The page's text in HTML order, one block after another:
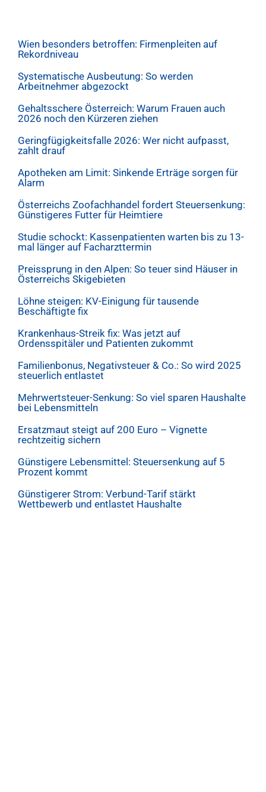
Wien besonders betroffen: Firmenpleiten auf
Rekordniveau
Systematische Ausbeutung: So werden
Arbeitnehmer abgezockt
Gehaltsschere Österreich: Warum Frauen auch
2026 noch den Kürzeren ziehen
Geringfügigkeitsfalle 2026: Wer nicht aufpasst,
zahlt drauf
Apotheken am Limit: Sinkende Erträge sorgen für
Alarm
Österreichs Zoofachhandel fordert Steuersenkung:
Günstigeres Futter für Heimtiere
Studie schockt: Kassenpatienten warten bis zu 13-
mal länger auf Facharzttermin
Preissprung in den Alpen: So teuer sind Häuser in
Österreichs Skigebieten
Löhne steigen: KV-Einigung für tausende
Beschäftigte fix
Krankenhaus-Streik fix: Was jetzt auf
Ordensspitäler und Patienten zukommt
Familienbonus, Negativsteuer & Co.: So wird 2025
steuerlich entlastet
Mehrwertsteuer-Senkung: So viel sparen Haushalte
bei Lebensmitteln
Ersatzmaut steigt auf 200 Euro – Vignette
rechtzeitig sichern
Günstigere Lebensmittel: Steuersenkung auf 5
Prozent kommt
Günstigerer Strom: Verbund-Tarif stärkt
Wettbewerb und entlastet Haushalte